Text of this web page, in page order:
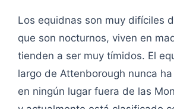
Los equidnas son muy difíciles
que son nocturnos, viven en
tienden a ser muy tímidos. El
largo de Attenborough nunca
en ningún lugar fuera de las